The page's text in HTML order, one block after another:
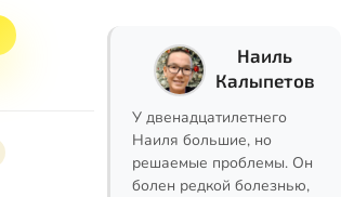
Наиль
Калыпетов
У двенадцатилетнего
Наиля большие, но
решаемые проблемы. Он
болен редкой болезнью,